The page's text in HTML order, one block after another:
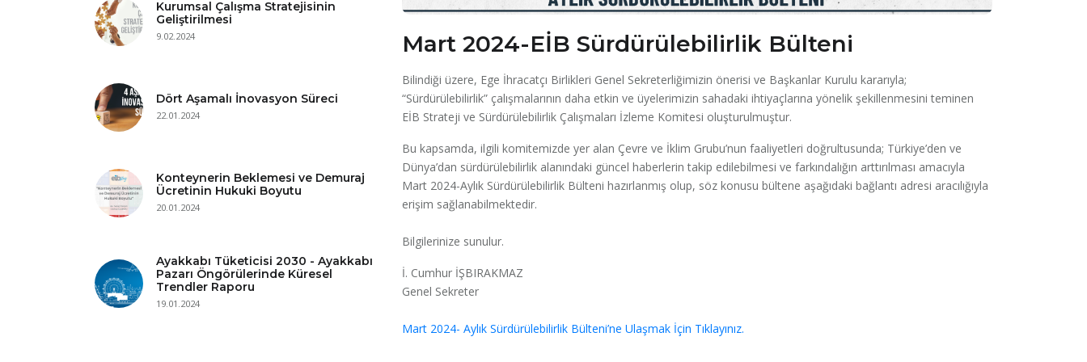
Kurumsal Çalışma Stratejisinin
Geliştirilmesi
9.02.2024
Dört Aşamalı İnovasyon Süreci
22.01.2024
Konteynerin Beklemesi ve Demuraj
Ücretinin Hukuki Boyutu
20.01.2024
Ayakkabı Tüketicisi 2030 - Ayakkabı
Pazarı Öngörülerinde Küresel
Trendler Raporu
19.01.2024
Mart 2024-EİB Sürdürülebilirlik Bülteni
Bilindiği üzere, Ege İhracatçı Birlikleri Genel Sekreterliğimizin önerisi ve Başkanlar Kurulu kararıyla;
“Sürdürülebilirlik” çalışmalarının daha etkin ve üyelerimizin sahadaki ihtiyaçlarına yönelik şekillenmesini teminen
EİB Strateji ve Sürdürülebilirlik Çalışmaları İzleme Komitesi oluşturulmuştur.
Bu kapsamda, ilgili komitemizde yer alan Çevre ve İklim Grubu’nun faaliyetleri doğrultusunda; Türkiye’den ve
Dünya’dan sürdürülebilirlik alanındaki güncel haberlerin takip edilebilmesi ve farkındalığın arttırılması amacıyla
Mart 2024-Aylık Sürdürülebilirlik Bülteni hazırlanmış olup, söz konusu bültene aşağıdaki bağlantı adresi aracılığıyla
erişim sağlanabilmektedir.
Bilgilerinize sunulur.
İ. Cumhur İŞBIRAKMAZ
Genel Sekreter
Mart 2024- Aylık Sürdürülebilirlik Bülteni’ne Ulaşmak İçin Tıklayınız.